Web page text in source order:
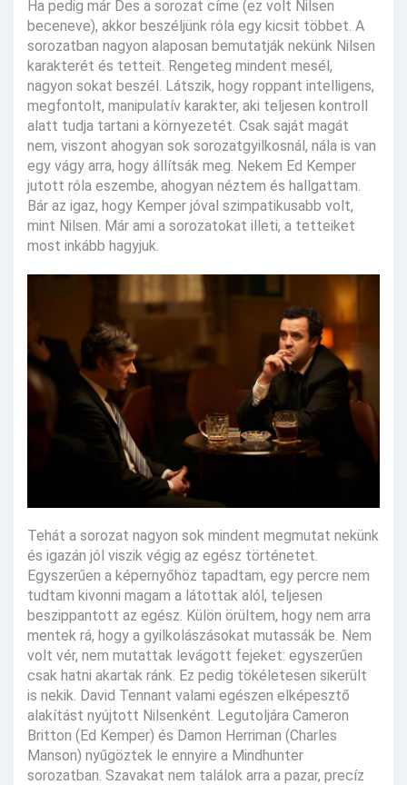
Ha pedig már Des a sorozat címe (ez volt Nilsen
beceneve), akkor beszéljünk róla egy kicsit többet. A
sorozatban nagyon alaposan bemutatják nekünk Nilsen
karakterét és tetteit. Rengeteg mindent mesél,
nagyon sokat beszél. Látszik, hogy roppant intelligens,
megfontolt, manipulatív karakter, aki teljesen kontroll
alatt tudja tartani a környezetét. Csak saját magát
nem, viszont ahogyan sok sorozatgyilkosnál, nála is van
egy vágy arra, hogy állítsák meg. Nekem Ed Kemper
jutott róla eszembe, ahogyan néztem és hallgattam.
Bár az igaz, hogy Kemper jóval szimpatikusabb volt,
mint Nilsen. Már ami a sorozatokat illeti, a tetteiket
most inkább hagyjuk.
Tehát a sorozat nagyon sok mindent megmutat nekünk
és igazán jól viszik végig az egész történetet.
Egyszerűen a képernyőhöz tapadtam, egy percre nem
tudtam kivonni magam a látottak alól, teljesen
beszippantott az egész. Külön örültem, hogy nem arra
mentek rá, hogy a gyilkolászásokat mutassák be. Nem
volt vér, nem mutattak levágott fejeket: egyszerűen
csak hatni akartak ránk. Ez pedig tökéletesen sikerült
is nekik. David Tennant valami egészen elképesztő
alakítást nyújtott Nilsenként. Legutoljára Cameron
Britton (Ed Kemper) és Damon Herriman (Charles
Manson) nyűgöztek le ennyire a Mindhunter
sorozatban. Szavakat nem találok arra a pazar, precíz